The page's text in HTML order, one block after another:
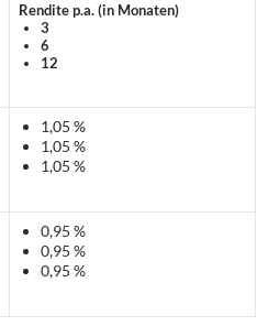
Rendite p.a. (in Monaten)
3
6
12
1,05 %
1,05 %
1,05 %
0,95 %
0,95 %
0,95 %